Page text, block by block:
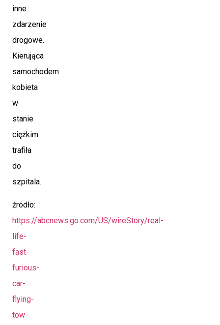
inne
zdarzenie
drogowe.
Kierująca
samochodem
kobieta
w
stanie
ciężkim
trafiła
do
szpitala.
źródło:
https://abcnews.go.com/US/wireStory/real-
life-
fast-
furious-
car-
flying-
tow-